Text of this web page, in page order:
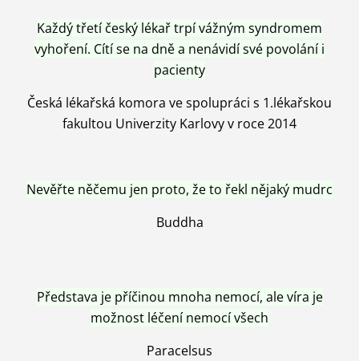
Každý třetí český lékař trpí vážným syndromem
vyhoření. Cítí se na dně a nenávidí své povolání i
pacienty
Česká lékařská komora ve spolupráci s 1.lékařskou
fakultou Univerzity Karlovy v roce 2014
Nevěřte něčemu jen proto, že to řekl nějaký mudrc
Buddha
Představa je příčinou mnoha nemocí, ale víra je
možnost léčení nemocí všech
Paracelsus